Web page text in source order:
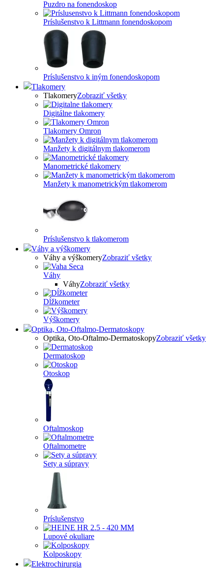
Puzdro na fonendoskop
Príslušenstvo k Littmann fonendoskopom
Príslušenstvo k iným fonendoskopom
Tlakomery
TlakomeryZobraziť všetky
Digitálne tlakomery
Tlakomery Omron
Manžety k digitálnym tlakomerom
Manometrické tlakomery
Manžety k manometrickým tlakomerom
Príslušenstvo k tlakomerom
Váhy a výškomery
Váhy a výškomeryZobraziť všetky
Váhy
VáhyZobraziť všetky
Dĺžkometer
Výškomery
Optika, Oto-Oftalmo-Dermatoskopy
Optika, Oto-Oftalmo-DermatoskopyZobraziť všetky
Dermatoskop
Otoskop
Oftalmoskop
Oftalmometre
Sety a súpravy
Príslušenstvo
Lupové okuliare
Kolposkopy
Elektrochirurgia